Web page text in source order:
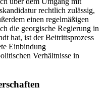
rechtlich zulässig,
einen regelmäßigen
die georgische Regierung in
hat, ist der Beitrittsprozess
Einbindung
Verhältnisse in